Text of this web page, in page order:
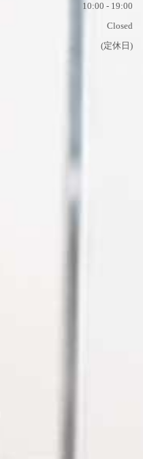
10:00 - 19:00
Closed
(定休日)